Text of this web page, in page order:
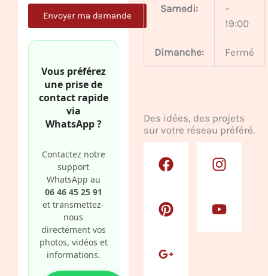
Vous préférez
une prise de
contact rapide
via
WhatsApp ?
Contactez notre
support
WhatsApp au
06 46 45 25 91
et transmettez-
nous
directement vos
photos, vidéos et
informations.
Samedi:
–
19:00
Dimanche: Fermé
Des idées, des projets
sur votre réseau préféré.
a
b
k
n
a
i
e
s
o
u
o
l
p